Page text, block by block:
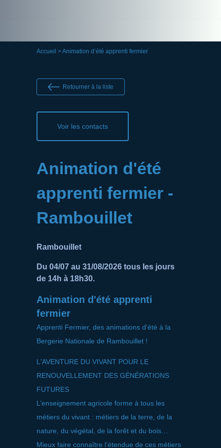
Accueil > Animation d’été apprenti fermier
Retourner à la liste
Voir les contacts
Animation d'été
apprenti fermier -
Rambouillet
Rambouillet
Du 04/07 au 31/08/2026 tous les jours
de 14h à 18h30.
Animation d'été apprenti
fermier
Apprenti Fermier, des animations d'été à la
Bergerie Nationale de Rambouillet !
L'AVENTURE DU VIVANT POUR LE
RENOUVELLEMENT DES GÉNÉRATIONS
FUTURES
L’enseignement agricole forme à tous les
métiers du vivant : métiers de la terre, de la
nature, du végétal, de la forêt et du bois…
Mieux faire connaître l’étendue de ces métiers